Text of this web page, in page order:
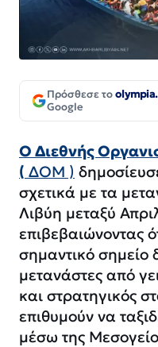
Πρόσθεσε το
Google
Ο Διεθνής
( ΔΟΜ )
σχετικά με τα
Λιβύη μεταξύ
επιβεβαιώνοντας
σημαντικό σημείο
μετανάστες από
και στρατηγικός
επιθυμούν να
μέσω της